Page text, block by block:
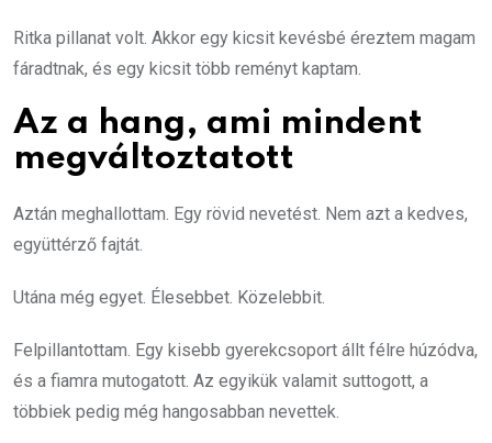
Ritka pillanat volt. Akkor egy kicsit kevésbé éreztem magam
fáradtnak, és egy kicsit több reményt kaptam.
Az a hang, ami mindent
megváltoztatott
Aztán meghallottam. Egy rövid nevetést. Nem azt a kedves,
együttérző fajtát.
Utána még egyet. Élesebbet. Közelebbit.
Felpillantottam. Egy kisebb gyerekcsoport állt félre húzódva,
és a fiamra mutogatott. Az egyikük valamit suttogott, a
többiek pedig még hangosabban nevettek.